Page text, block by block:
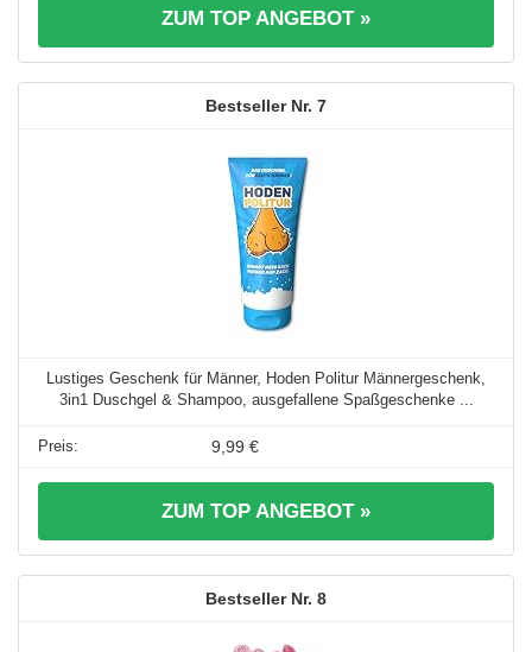
ZUM TOP ANGEBOT »
7
Lustiges Geschenk für Männer, Hoden Politur Männergeschenk,
3in1 Duschgel & Shampoo, ausgefallene Spaßgeschenke ...
9,99 €
ZUM TOP ANGEBOT »
8